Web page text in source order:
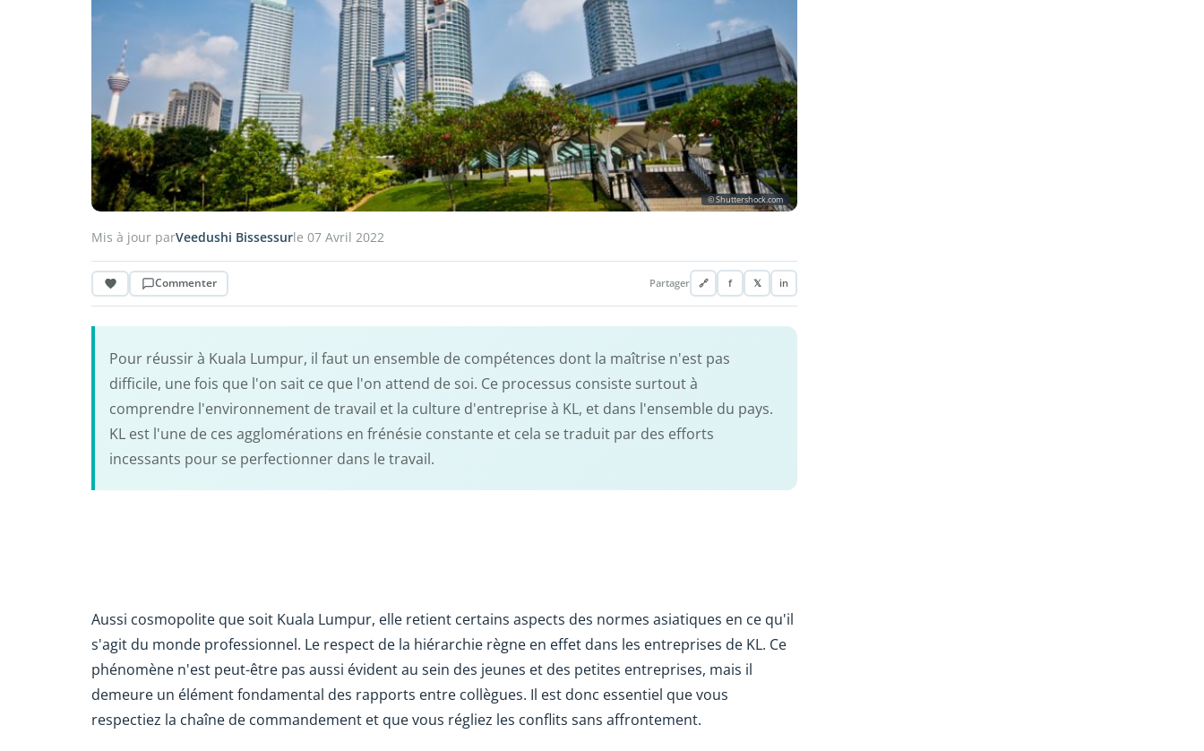
© Shuttershock.com
Mis à jour parVeedushi Bissessurle 07 Avril 2022
Commenter Partager 🔗 f 𝕏 in
Pour réussir à Kuala Lumpur, il faut un ensemble de compétences dont la maîtrise n'est pas
difficile, une fois que l'on sait ce que l'on attend de soi. Ce processus consiste surtout à
comprendre l'environnement de travail et la culture d'entreprise à KL, et dans l'ensemble du pays.
KL est l'une de ces agglomérations en frénésie constante et cela se traduit par des efforts
incessants pour se perfectionner dans le travail.
Aussi cosmopolite que soit Kuala Lumpur, elle retient certains aspects des normes asiatiques en ce qu'il
s'agit du monde professionnel. Le respect de la hiérarchie règne en effet dans les entreprises de KL. Ce
phénomène n'est peut-être pas aussi évident au sein des jeunes et des petites entreprises, mais il
demeure un élément fondamental des rapports entre collègues. Il est donc essentiel que vous
respectiez la chaîne de commandement et que vous régliez les conflits sans affrontement.